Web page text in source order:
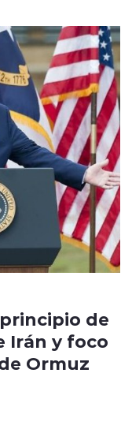
de
Irán y foco
Ormuz